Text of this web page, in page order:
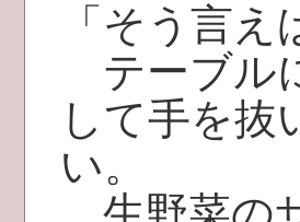
「そう言え
テーブル
して手を抜
い。